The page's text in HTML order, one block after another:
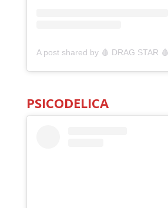
PSICODELICA